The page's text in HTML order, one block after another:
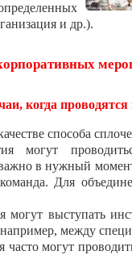
и др.).
когда
способа
могут
в нужный
Для
могут выступать
между
могут